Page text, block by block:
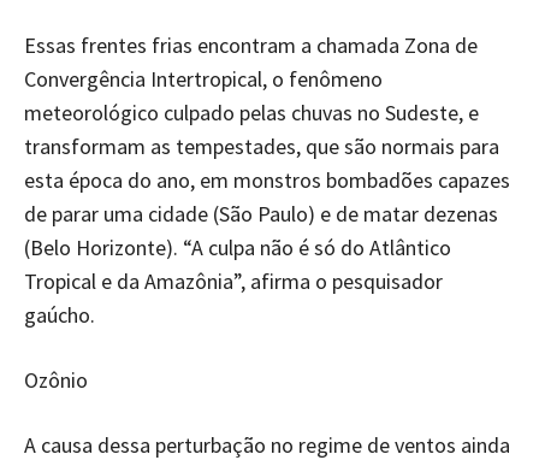
Essas frentes frias encontram a chamada Zona de
Convergência Intertropical, o fenômeno
meteorológico culpado pelas chuvas no Sudeste, e
transformam as tempestades, que são normais para
esta época do ano, em monstros bombadões capazes
de parar uma cidade (São Paulo) e de matar dezenas
(Belo Horizonte). “A culpa não é só do Atlântico
Tropical e da Amazônia”, afirma o pesquisador
gaúcho.
Ozônio
A causa dessa perturbação no regime de ventos ainda